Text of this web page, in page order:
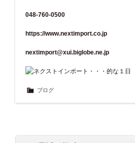
048-760-0500
https://www.nextimport.co.jp
nextimport@xui.biglobe.ne.jp
ブログ